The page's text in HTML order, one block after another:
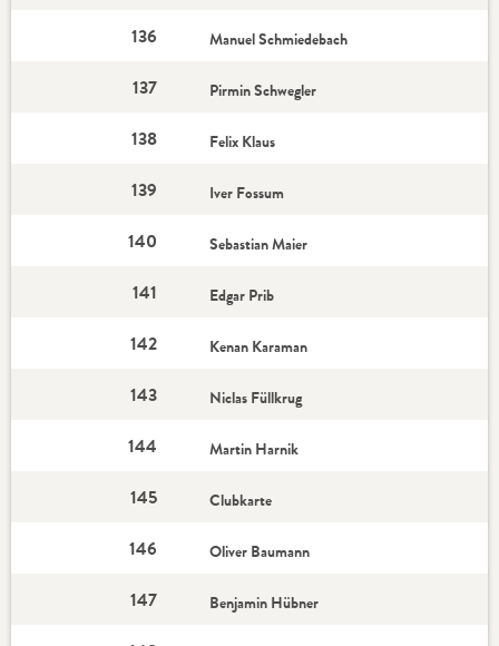
136 Manuel Schmiedebach
137 Pirmin Schwegler
138 Felix Klaus
139 Iver Fossum
140 Sebastian Maier
141 Edgar Prib
142 Kenan Karaman
143 Niclas Füllkrug
144 Martin Harnik
145 Clubkarte
146 Oliver Baumann
147 Benjamin Hübner